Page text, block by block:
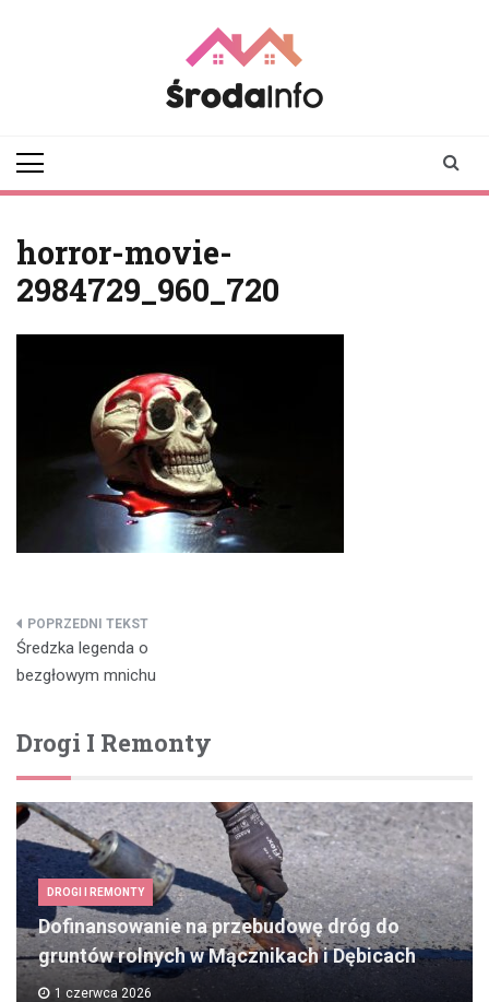
horror-movie-
2984729_960_720
Nawigacja
wpisu
Średzka legenda o
bezgłowym mnichu
Drogi I Remonty
DROGI I REMONTY
Dofinansowanie na przebudowę dróg do
gruntów rolnych w Mącznikach i Dębicach
1 czerwca 2026